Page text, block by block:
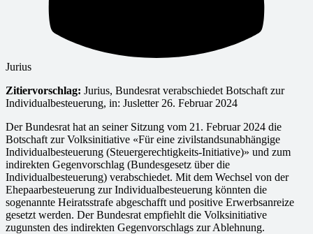
Jurius
Zitiervorschlag: Jurius, Bundesrat verabschiedet Botschaft zur
Individualbesteuerung, in: Jusletter 26. Februar 2024
Der Bundesrat hat an seiner Sitzung vom 21. Februar 2024 die
Botschaft zur Volksinitiative «Für eine zivilstandsunabhängige
Individualbesteuerung (Steuergerechtigkeits-Initiative)» und zum
indirekten Gegenvorschlag (Bundesgesetz über die
Individualbesteuerung) verabschiedet. Mit dem Wechsel von der
Ehepaarbesteuerung zur Individualbesteuerung könnten die
sogenannte Heiratsstrafe abgeschafft und positive Erwerbsanreize
gesetzt werden. Der Bundesrat empfiehlt die Volksinitiative
zugunsten des indirekten Gegenvorschlags zur Ablehnung.